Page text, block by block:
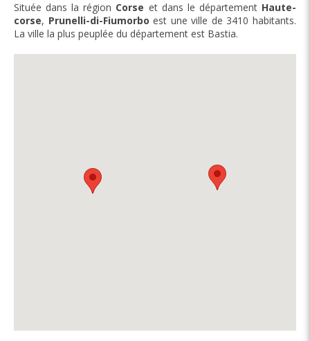
Située dans la région Corse et dans le département Haute-
corse, Prunelli-di-Fiumorbo est une ville de 3410 habitants.
La ville la plus peuplée du département est Bastia.